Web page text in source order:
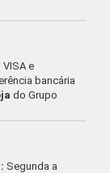
e
bancária
do Grupo
Segunda a